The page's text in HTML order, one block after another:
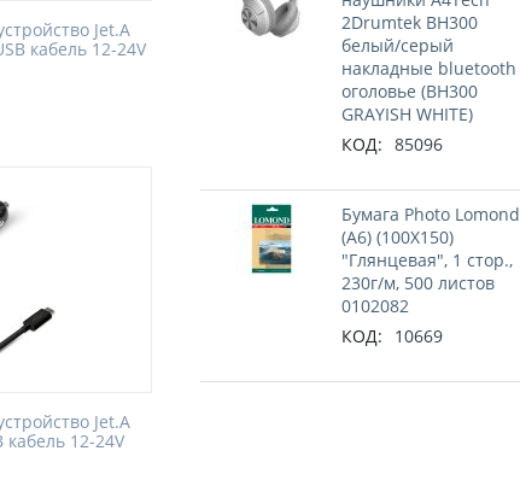
Jet.A
кабель 12-24V
Jet.A
кабель 12-24V
2Drumtek BH300
белый/серый
накладные bluetooth
оголовье (BH300
GRAYISH WHITE)
КОД: 85096
Бумага Photo Lomond
(A6) (100X150)
"Глянцевая", 1 стор.,
230г/м, 500 листов
0102082
КОД:
10669